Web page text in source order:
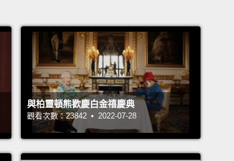
與柏靈頓熊歡慶白金禧慶典
觀看次數：23842 • 2022-07-28